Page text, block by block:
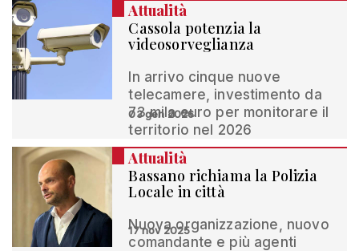
Attualità
Cassola potenzia la
videosorveglianza
In arrivo cinque nuove
telecamere, investimento da
73 mila euro per monitorare il
territorio nel 2026
03 gen 2026
Attualità
Bassano richiama la Polizia
Locale in città
Nuova organizzazione, nuovo
comandante e più agenti
17 nov 2025